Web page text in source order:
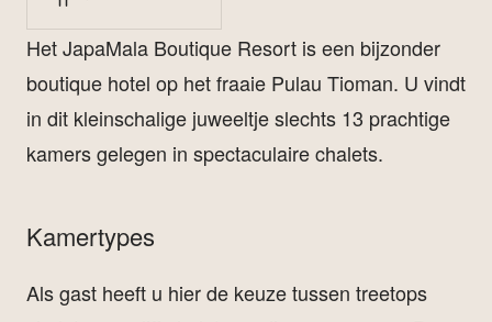
Het JapaMala Boutique Resort is een bijzonder
boutique hotel op het fraaie Pulau Tioman. U vindt
in dit kleinschalige juweeltje slechts 13 prachtige
kamers gelegen in spectaculaire chalets.
Kamertypes
Als gast heeft u hier de keuze tussen treetops